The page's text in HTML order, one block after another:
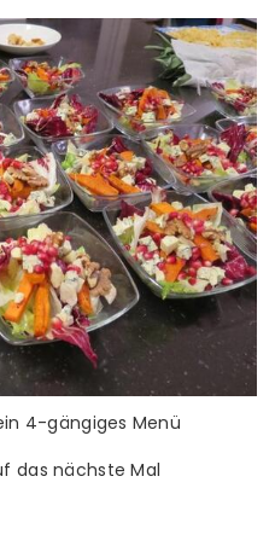
4-gängiges Menü
das nächste Mal